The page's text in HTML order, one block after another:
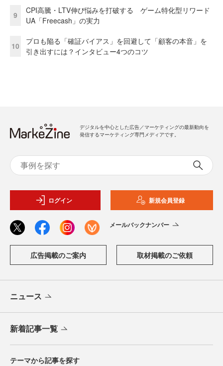
9
CPI高騰・LTV伸び悩みを打破する ゲーム特化型リワード
UA「Freecash」の実力
10
プロも陥る「確証バイアス」を回避して「顧客の本音」を
引き出すには？インタビュー4つのコツ
デジタルを中心とした広告／マーケティングの最新動向を
発信するマーケティング専門メディアです。
ログイン 新規会員登録
メールバックナンバー
広告掲載のご案内 取材掲載のご依頼
ニュース
新着記事一覧
テーマから記事を探す